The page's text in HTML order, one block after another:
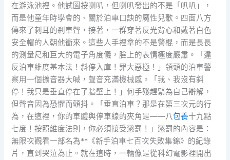
在游泳池裡。他試圖按喇叭，但喇叭發出的不是「叭叭」，
而是他童年時學會的、關於泊車口訣的魔性兒歌。四面八方
傳來了刺耳的剎車聲，接著，一群穿著反光背心和戴著白色
安全帽的人朝他衝來。這些人手裡拿的不是警棍，而是長長
的測量尺和巨大的電子角度儀，臉上的表情極度嚴肅。「違
反泊車維度基本法！斜停入庫！罪大惡極！」領頭的泊車警
察用一個擴音器大喊，聲音充滿機械感。「我、我沒有斜
停！我只是垂直停在了牆壁上！」何手殘趕緊為自己辯解，
但聲音因為恐懼而顫抖。「垂直泊車？那是在第三次元的行
為，在這裡，你的車體與停車線的夾角是——八包養十九點
七度！按照維度法則，你必須接受懲罰！」懲罰的內容是：
無限次觀看一部名為**《新手泊車七百次失敗集錦》的紀錄
片，直到哭泣為止。就在這時，一輛像是從科幻電影裡開出